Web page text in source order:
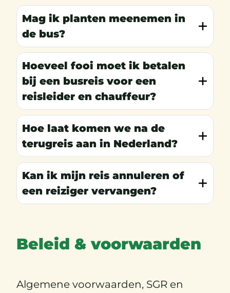
Mag ik planten meenemen in
de bus?
Hoeveel fooi moet ik betalen
bij een busreis voor een
reisleider en chauffeur?
Hoe laat komen we na de
terugreis aan in Nederland?
Kan ik mijn reis annuleren of
een reiziger vervangen?
Beleid & voorwaarden
Algemene voorwaarden, SGR en